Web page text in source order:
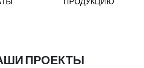
ПРОДУКЦИЮ
ПРОЕКТЫ